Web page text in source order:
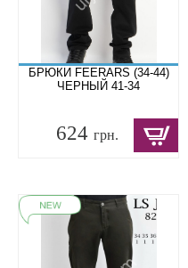
БРЮКИ FEERARS (34-44)
ЧЕРНЫЙ 41-34
624 грн.